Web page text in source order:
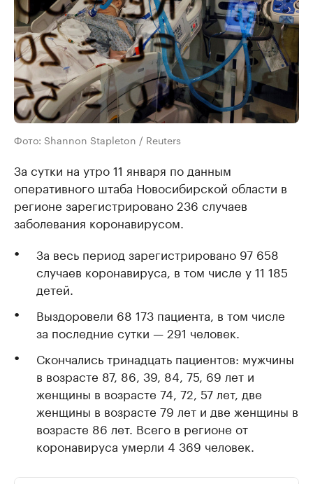
Фото: Shannon Stapleton / Reuters
За сутки на утро 11 января по данным
оперативного штаба Новосибирской области в
регионе зарегистрировано 236 случаев
заболевания коронавирусом.
За весь период зарегистрировано 97 658
случаев коронавируса, в том числе у 11 185
детей.
Выздоровели 68 173 пациента, в том числе
за последние сутки — 291 человек.
Скончались тринадцать пациентов: мужчины
в возрасте 87, 86, 39, 84, 75, 69 лет и
женщины в возрасте 74, 72, 57 лет, две
женщины в возрасте 79 лет и две женщины в
возрасте 86 лет. Всего в регионе от
коронавируса умерли 4 369 человек.